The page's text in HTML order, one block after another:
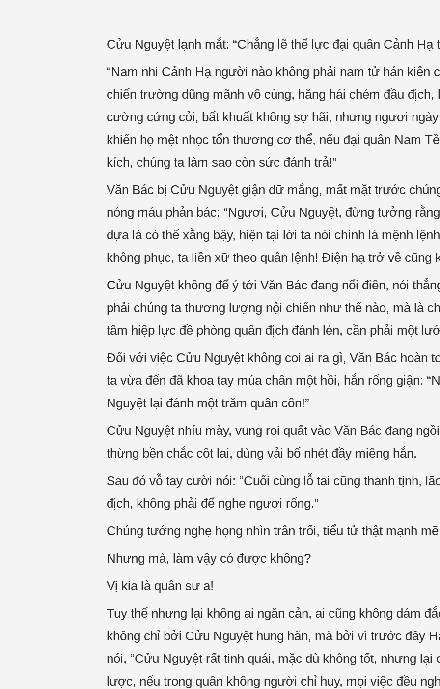
Cửu Nguyệt lạnh mắt: “Chẳng lẽ thể lực đại quân Cảnh Hạ
“Nam nhi Cảnh Hạ người nào không phải nam tử hán kiên
chiến trường dũng mãnh vô cùng, hăng hái chém đầu địch,
cường cứng cỏi, bất khuất không sợ hãi, nhưng ngươi
khiến họ mệt nhọc tổn thương cơ thể, nếu đại quân Nam
kích, chúng ta làm sao còn sức đánh trả!”
Văn Bác bị Cửu Nguyệt giận dữ mắng, mất mặt trước
nóng máu phản bác: “Ngươi, Cửu Nguyệt, đừng tưởng
dựa là có thể xằng bậy, hiện tại lời ta nói chính là mệnh
không phục, ta liền xữ theo quân lệnh! Điện hạ trở về cũng
Cửu Nguyệt không để ý tới Văn Bác đang nổi điên, nói
phải chúng ta thương lượng nội chiến như thế nào, mà là
tâm hiệp lực đề phòng quân địch đánh lén, cần phải một
Đối với việc Cửu Nguyệt không coi ai ra gì, Văn Bác hoàn
ta vừa đến đã khoa tay múa chân một hồi, hắn rống giận:
Nguyệt lại đánh một trăm quân côn!”
Cửu Nguyệt nhíu mày, vung roi quất vào Văn Bác đang
thừng bền chắc cột lại, dùng vải bố nhét đầy miệng hắn.
Sau đó vỗ tay cười nói: “Cuối cùng lỗ tai cũng thanh tịnh,
địch, không phải để nghe ngươi rống.”
Chúng tướng nghẹ họng nhìn trân trối, tiểu tử thật mạnh
Nhưng mà, làm vậy có được không?
Vị kia là quân sư a!
Tuy thế nhưng lại không ai ngăn cản, ai cũng không dám
không chỉ bởi Cửu Nguyệt hung hãn, mà bởi vì trước đây
nói, “Cửu Nguyệt rất tinh quái, mặc dù không tốt, nhưng lại
lược, nếu trong quân không người chỉ huy, mọi việc đều